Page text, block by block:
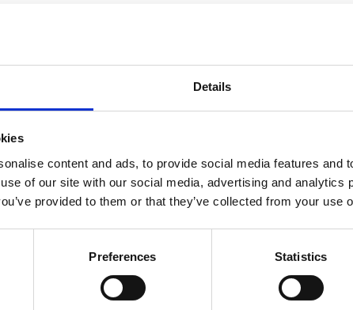
Details
content and ads, to provide social media features and
of our site with our social media, advertising and analytics
provided to them or that they’ve collected from your use
Preferences Statistics